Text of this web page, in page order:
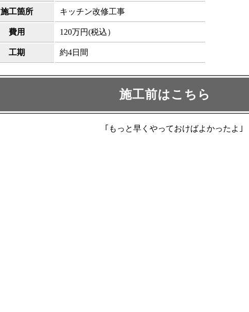
施工箇所 キッチン改修工事
費用 120万円(税込）
工期 約4日間
施工前はこちら